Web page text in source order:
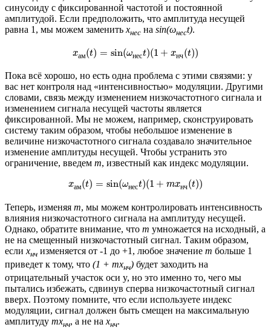
синусоиду с фиксированной частотой и постоянной
амплитудой. Если предположить, что амплитуда несущей
равна 1, мы можем заменить xнес на sin(ωнесt).
xам(t) = sin(ωнесt)(1 + xнч(t))
ам sin ω t) (1 x ))
Пока всё хорошо, но есть одна проблема с этими связями: у
вас нет контроля над «интенсивностью» модуляции. Другими
словами, связь между изменением низкочастотного сигнала и
изменением сигнала несущей частоты является
фиксированной. Мы не можем, например, сконструировать
систему таким образом, чтобы небольшое изменение в
величине низкочастотного сигнала создавало значительное
изменение амплитуды несущей. Чтобы устранить это
ограничение, введем m, известный как индекс модуляции.
xам(t) = sin(ωнесt)(1 + mxнч(t))
ам sin (ω сt)(1 m ))
Теперь, изменяя m, мы можем контролировать интенсивность
влияния низкочастотного сигнала на амплитуду несущей.
Однако, обратите внимание, что m умножается на исходный, а
не на смещенный низкочастотный сигнал. Таким образом,
если xнч изменяется от -1 до +1, любое значение m больше 1
приведет к тому, что (1 + mxнч) будет заходить на
отрицательный участок оси y, но это именно то, чего мы
пытались избежать, сдвинув сперва низкочастотный сигнал
вверх. Поэтому помните, что если используете индекс
модуляции, сигнал должен быть смещен на максимальную
амплитуду mxнч, а не на xнч.